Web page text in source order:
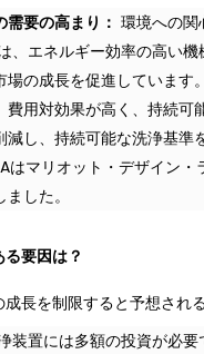
要の高まり： 環境への関
、エネルギー効率の高い
の成長を促進していま
用対効果が高く、持続
し、持続可能な洗浄基準
マリオット・デザイン
した。
要因は？
長を制限すると予想され
装置には多額の投資が必